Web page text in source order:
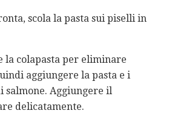
scola la pasta sui piselli in
la colapasta per eliminare
aggiungere la pasta e i
salmone. Aggiungere il
delicatamente.